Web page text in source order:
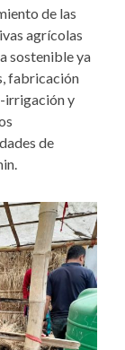
de las
agrícolas
sostenible ya
fabricación
irrigación y
de